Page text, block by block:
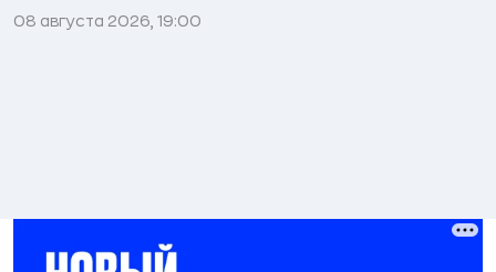
08 августа 2026, 19:00